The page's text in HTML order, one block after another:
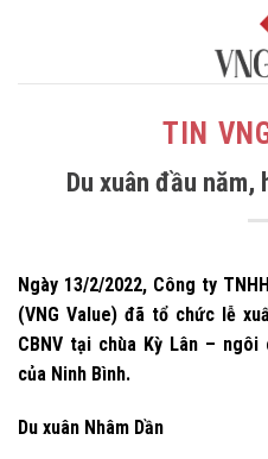
TIN
Du xuân đầu
Ngày 13/2/2022, Công ty
(VNG Value) đã tổ chức lễ
CBNV tại chùa Kỳ Lân –
của Ninh Bình.
Du xuân Nhâm Dần